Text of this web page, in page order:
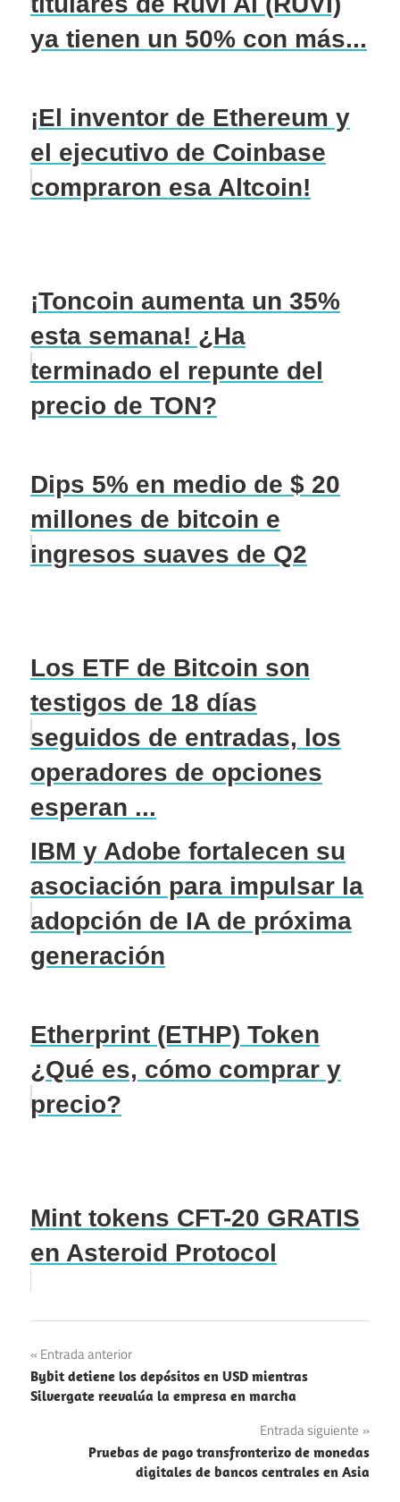
ya tienen un 50% con más...
¡El inventor de Ethereum y
el ejecutivo de Coinbase
compraron esa Altcoin!
¡Toncoin aumenta un 35%
esta semana! ¿Ha
terminado el repunte del
precio de TON?
Dips 5% en medio de $ 20
millones de bitcoin e
ingresos suaves de Q2
Los ETF de Bitcoin son
testigos de 18 días
seguidos de entradas, los
operadores de opciones
esperan ...
IBM y Adobe fortalecen su
asociación para impulsar la
adopción de IA de próxima
generación
Etherprint (ETHP) Token
¿Qué es, cómo comprar y
precio?
Mint tokens CFT-20 GRATIS
en Asteroid Protocol
Navegación
de
Entrada anterior
Bybit detiene los depósitos en USD mientras
Silvergate reevalúa la empresa en marcha
Entrada siguiente
Pruebas de pago transfronterizo de monedas
digitales de bancos centrales en Asia